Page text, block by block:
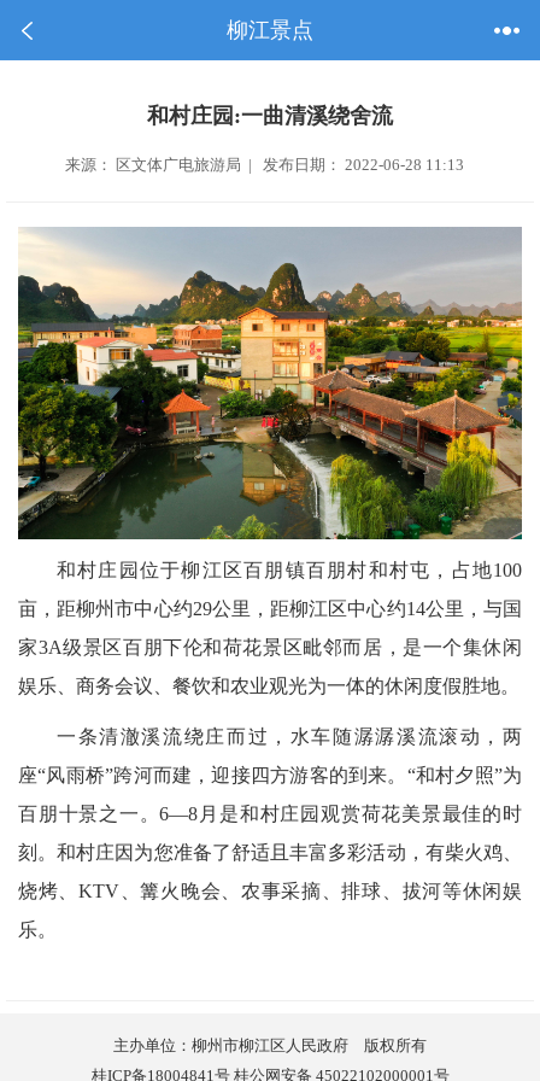
柳江景点
和村庄园:一曲清溪绕舍流
来源： 区文体广电旅游局 | 发布日期： 2022-06-28 11:13
和村庄园位于柳江区百朋镇百朋村和村屯，占地100
亩，距柳州市中心约29公里，距柳江区中心约14公里，与国
家3A级景区百朋下伦和荷花景区毗邻而居，是一个集休闲
娱乐、商务会议、餐饮和农业观光为一体的休闲度假胜地。
一条清澈溪流绕庄而过，水车随潺潺溪流滚动，两
座“风雨桥”跨河而建，迎接四方游客的到来。“和村夕照”为
百朋十景之一。6—8月是和村庄园观赏荷花美景最佳的时
刻。和村庄因为您准备了舒适且丰富多彩活动，有柴火鸡、
烧烤、KTV、篝火晚会、农事采摘、排球、拔河等休闲娱
乐。
主办单位：柳州市柳江区人民政府 版权所有
桂ICP备18004841号 桂公网安备 45022102000001号